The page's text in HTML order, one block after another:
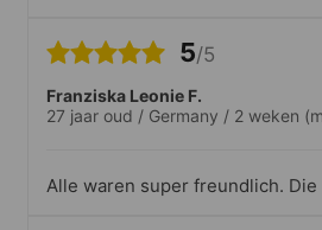
5/5
Franziska Leonie F.
27 jaar oud / Germany / 2 weken
Alle waren super freundlich. Die